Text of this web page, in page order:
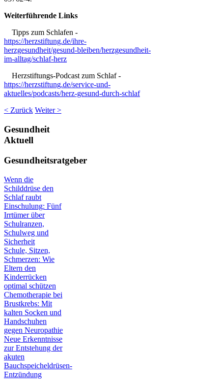
Weiterführende Links
Tipps zum Schlafen -
https://herzstiftung.de/ihre-
herzgesundheit/gesund-bleiben/herzgesundheit-
im-alltag/schlaf-herz
Herzstiftungs-Podcast zum Schlaf -
https://herzstiftung.de/service-und-
aktuelles/podcasts/herz-gesund-durch-schlaf
< Zurück Weiter >
Gesundheit
Aktuell
Gesundheitsratgeber
Wenn die
Schilddrüse den
Schlaf raubt
Einschulung: Fünf
Irrtümer über
Schulranzen,
Schulweg und
Sicherheit
Schule, Sitzen,
Schmerzen: Wie
Eltern den
Kinderrücken
optimal schützen
Chemotherapie bei
Brustkrebs: Mit
kalten Socken und
Handschuhen
gegen Neuropathie
Neue Erkenntnisse
zur Entstehung der
akuten
Bauchspeicheldrüsen-
Entzündung